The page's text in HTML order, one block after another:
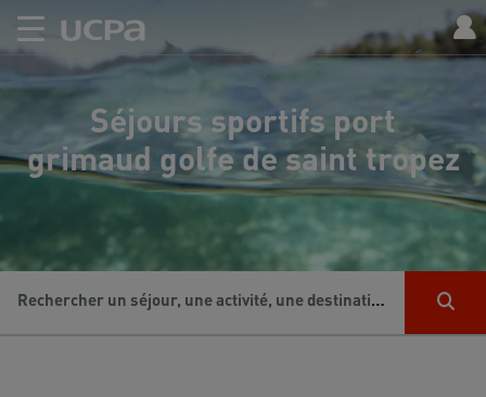
Séjours sportifs port
grimaud golfe de saint tropez
Rechercher un séjour, une activité, une destination...